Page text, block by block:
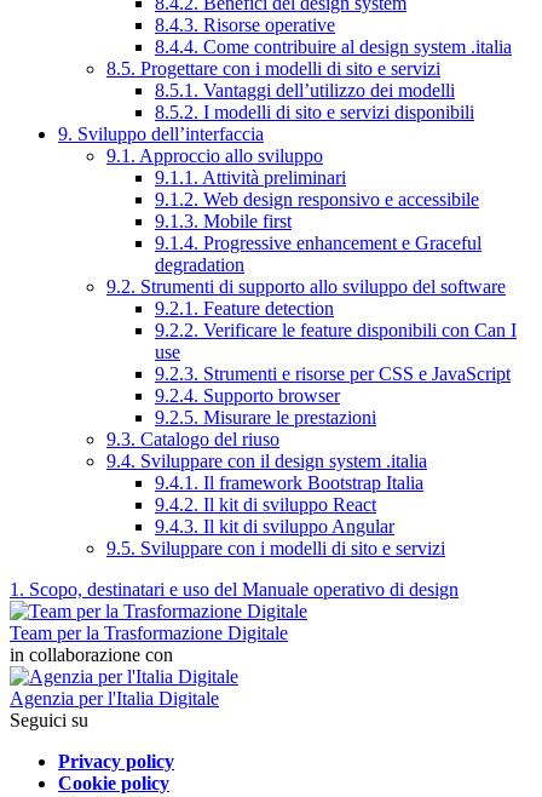
8.4.3. Risorse operative
8.4.4. Come contribuire al design system .italia
8.5. Progettare con i modelli di sito e servizi
8.5.1. Vantaggi dell’utilizzo dei modelli
8.5.2. I modelli di sito e servizi disponibili
9. Sviluppo dell’interfaccia
9.1. Approccio allo sviluppo
9.1.1. Attività preliminari
9.1.2. Web design responsivo e accessibile
9.1.3. Mobile first
9.1.4. Progressive enhancement e Graceful
degradation
9.2. Strumenti di supporto allo sviluppo del software
9.2.1. Feature detection
9.2.2. Verificare le feature disponibili con Can I
use
9.2.3. Strumenti e risorse per CSS e JavaScript
9.2.4. Supporto browser
9.2.5. Misurare le prestazioni
9.3. Catalogo del riuso
9.4. Sviluppare con il design system .italia
9.4.1. Il framework Bootstrap Italia
9.4.2. Il kit di sviluppo React
9.4.3. Il kit di sviluppo Angular
9.5. Sviluppare con i modelli di sito e servizi
1. Scopo, destinatari e uso del Manuale operativo di design
Team per la Trasformazione Digitale
in collaborazione con
Agenzia per l'Italia Digitale
Seguici su
Privacy policy
Cookie policy